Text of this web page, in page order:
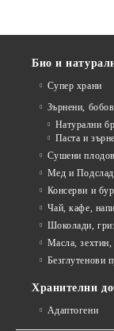
Био и
Супер храни
Зърнени,
Натурални
Паста и
Сушени
Мед и
Консерви и
Чай, кафе,
Шоколади,
Масла,
Безглутенови
Хранителни
Адаптогени